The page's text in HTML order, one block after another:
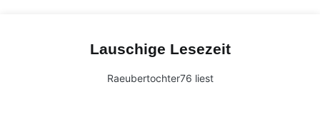
Lauschige Lesezeit
Raeubertochter76 liest